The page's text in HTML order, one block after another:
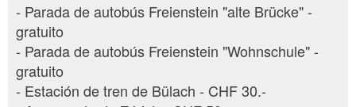
- Parada de autobús Freienstein "alte Brücke" -
gratuito
- Parada de autobús Freienstein "Wohnschule" -
gratuito
- Estación de tren de Bülach - CHF 30.-